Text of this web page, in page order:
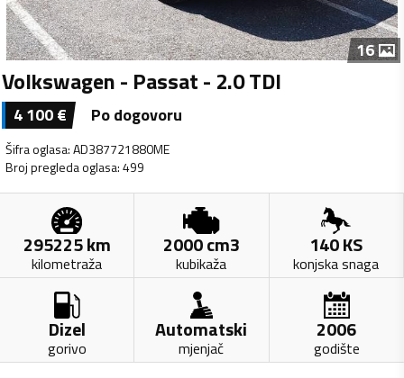
16
Volkswagen - Passat - 2.0 TDI
4 100€ Po dogovoru
Šifra oglasa:AD387721880ME
Broj pregleda oglasa:499
295225km
kilometraža
2000cm3
kubikaža
140KS
konjska snaga
Dizel
gorivo
Automatski
mjenjač
2006
godište